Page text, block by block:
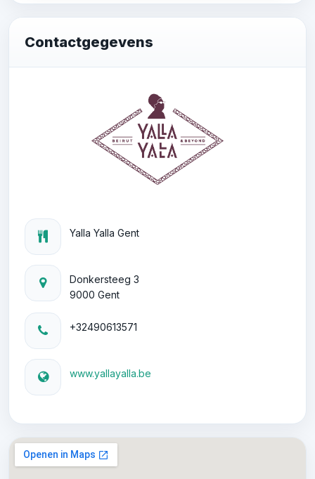
Contactgegevens
Yalla Yalla Gent
Donkersteeg 3
9000 Gent
+32490613571
www.yallayalla.be